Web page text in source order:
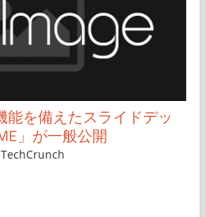
を備えたスライドデッ
」が一般公開
Christine Hall,Hirokazu Kusakabe
TechCrunch